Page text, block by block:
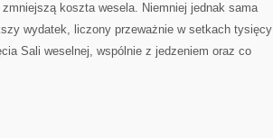
koszta wesela. Niemniej jednak sama
wydatek, liczony przeważnie w setkach tysięcy
Sali weselnej, wspólnie z jedzeniem oraz co